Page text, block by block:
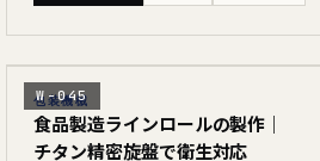
W-045
包装機械
食品製造ラインロールの製作｜
チタン精密旋盤で衛生対応